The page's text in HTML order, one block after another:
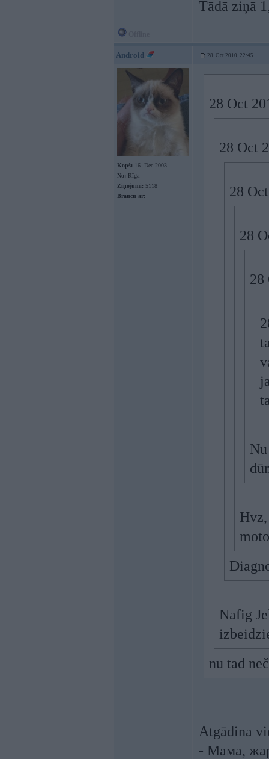
Tādā ziņā
Android 28. Oct 2010, 22:45
Kopš: 16. Dec 2003
No: Rīga
Ziņojumi: 5118
Braucu ar:
28 Oct
28 Oct
28
28
28
Nafig
nu tad
Atgādina
- Мама,